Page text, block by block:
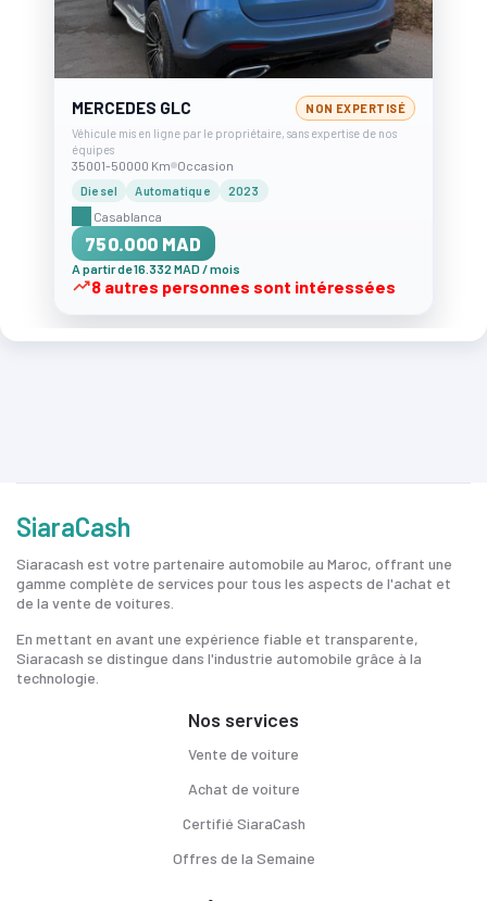
MERCEDES GLC
NON EXPERTISÉ
Véhicule mis en ligne par le propriétaire, sans expertise de nos
équipes
35001-50000 Km Occasion
Diesel Automatique 2023
Casablanca
750.000 MAD
A partir de 16.332 MAD / mois
8 autres personnes sont intéressées
SiaraCash
Siaracash est votre partenaire automobile au Maroc, offrant une
gamme complète de services pour tous les aspects de l'achat et
de la vente de voitures.
En mettant en avant une expérience fiable et transparente,
Siaracash se distingue dans l'industrie automobile grâce à la
technologie.
Nos services
Vente de voiture
Achat de voiture
Certifié SiaraCash
Offres de la Semaine